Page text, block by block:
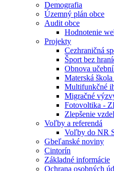
Demografia
Územný plán obce
Audit obce
Hodnotenie
Projekty
Cezhraničná
Šport bez
Obnova
Materská
Multifunkčné
Migračné
Fotovoltika -
Zlepšenie
Voľby a referendá
Voľby do NR
Gbeľanské noviny
Cintorín
Základné informácie
Ochrana osobných